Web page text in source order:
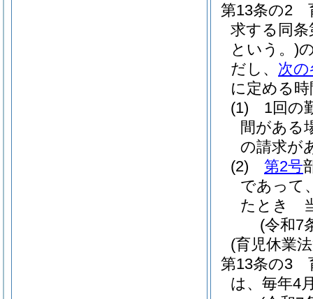
第13条の2
求する同
という。)
だし、 次
に定める
(1)
1回の
間がある
の請求が
(2)
第2号
であって
たとき
(令和7
(育児休業
第13条の3
は、毎年4